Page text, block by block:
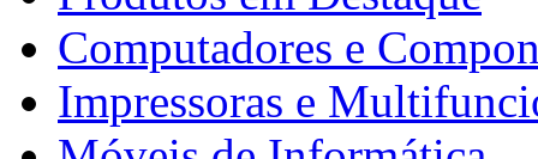
Computadores e
Impressoras e